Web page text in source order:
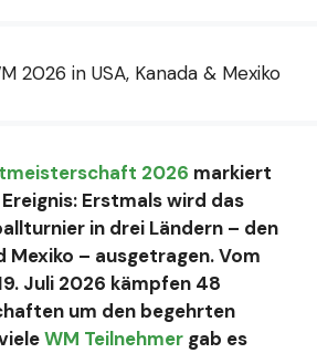
2026 markiert
Erstmals wird das
in drei Ländern – den
Mexiko – ausgetragen. Vom
Juli 2026 kämpfen 48
um den begehrten
WM Teilnehmer gab es